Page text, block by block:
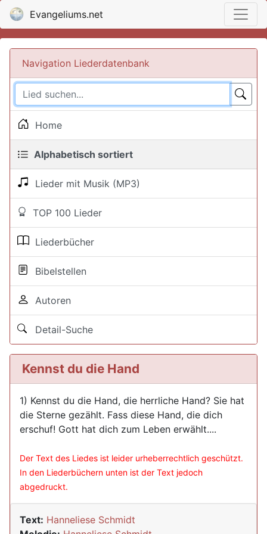
Evangeliums.net
Navigation Liederdatenbank
Home
Alphabetisch sortiert
Lieder mit Musik (MP3)
TOP 100 Lieder
Liederbücher
Bibelstellen
Autoren
Detail-Suche
Kennst du die Hand
1) Kennst du die Hand, die herrliche Hand? Sie hat
die Sterne gezählt. Fass diese Hand, die dich
erschuf! Gott hat dich zum Leben erwählt....
Der Text des Liedes ist leider urheberrechtlich geschützt.
In den Liederbüchern unten ist der Text jedoch
abgedruckt.
Text: Hanneliese Schmidt